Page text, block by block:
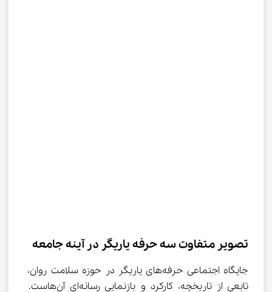
تصویر متفاوت سه حرفه یاریگر در آینه جامعه
جایگاه اجتماعی حرفه‌های یاریگر در حوزه سلامت روان،
تابعی از تاریخچه، کارکرد و بازنمایی رسانه‌ای آن‌هاست.